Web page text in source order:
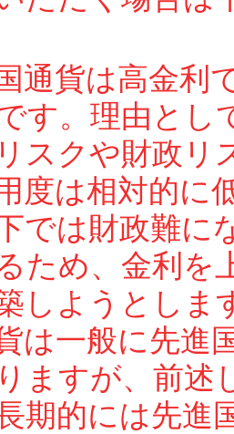
通貨は高金利
す。理由とし
スクや財政リ
度は相対的に
では財政難に
ため、金利を
しようとしま
は一般に先進
ますが、前述
期的には先進